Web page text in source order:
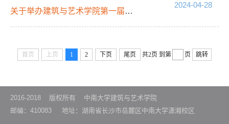
关于举办建筑与艺术学院第一届教职工气排球赛的通知
2024-04-28
首页 上页 1 2 下页 尾页 共2页 到第 页 跳转
2016-2018 版权所有 中南大学建筑与艺术学院
邮编：410083 地址：湖南省长沙市岳麓区中南大学潇湘校区